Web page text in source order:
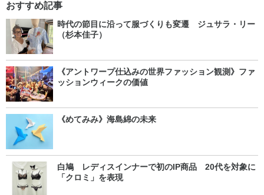
おすすめ記事
時代の節目に沿って服づくりも変遷 ジュサラ・リー
（杉本佳子）
《アントワープ仕込みの世界ファッション観測》ファ
ッションウィークの価値
《めてみみ》海島綿の未来
白鳩 レディスインナーで初のIP商品 20代を対象に
「クロミ」を表現